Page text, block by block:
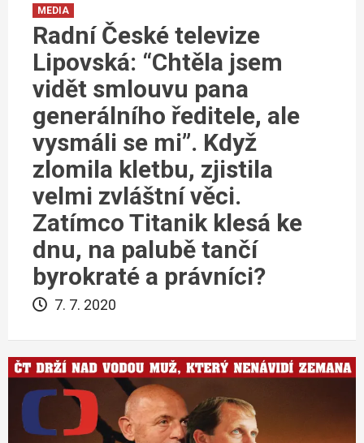
MEDIA
Radní České televize
Lipovská: “Chtěla jsem
vidět smlouvu pana
generálního ředitele, ale
vysmáli se mi”. Když
zlomila kletbu, zjistila
velmi zvláštní věci.
Zatímco Titanik klesá ke
dnu, na palubě tančí
byrokraté a právníci?
7. 7. 2020